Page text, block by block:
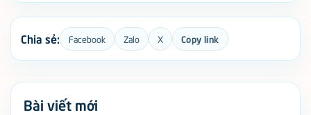
Thai 13 tuần có làm xét nghiệm NIPT được không?
Xét nghiệm giải mã gen bao nhiêu tiền?
Xét nghiệm AMH giá bao nhiêu?